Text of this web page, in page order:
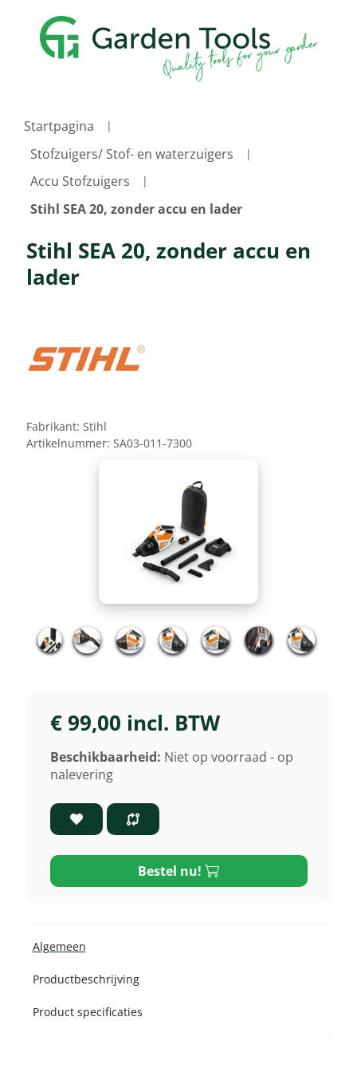
Startpagina
Stofzuigers/ Stof- en waterzuigers
Accu Stofzuigers
Stihl SEA 20, zonder accu en lader
Stihl SEA 20, zonder accu en
lader
Fabrikant: Stihl
Artikelnummer: SA03-011-7300
€ 99,00 incl. BTW
Beschikbaarheid: Niet op voorraad - op
nalevering
Bestel nu!
Algemeen
Productbeschrijving
Product specificaties